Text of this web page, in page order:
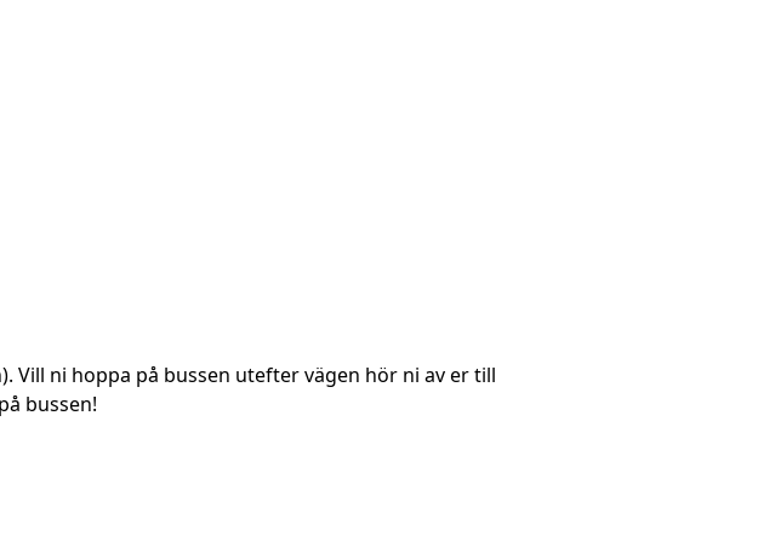
Vill ni hoppa på bussen utefter vägen hör ni av er till
bussen!